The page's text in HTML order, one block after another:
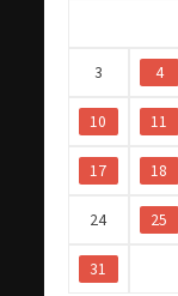
3 4
10 11
17 18
24 25
31